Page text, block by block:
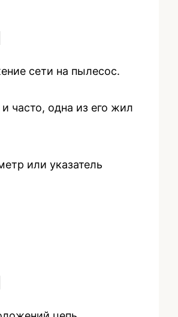
сети на пылесос.
часто, одна из его жил
или указатель